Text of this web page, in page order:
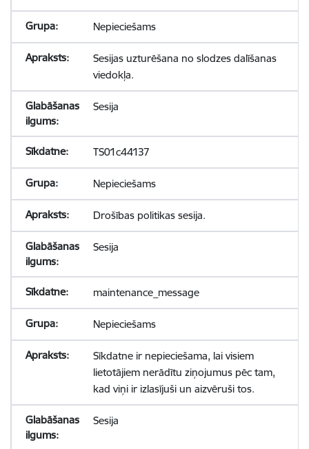
Nepieciešams
Sesijas uzturēšana no slodzes dalīšanas
viedokļa.
Sesija
TS01c44137
Nepieciešams
Drošības politikas sesija.
Sesija
maintenance_message
Nepieciešams
Sīkdatne ir nepieciešama, lai visiem
lietotājiem nerādītu ziņojumus pēc tam,
kad viņi ir izlasījuši un aizvēruši tos.
Sesija